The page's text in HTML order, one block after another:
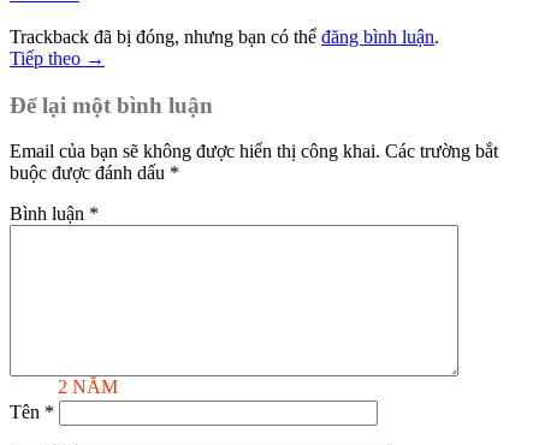
2 NĂM
Trackback đã bị đóng, nhưng bạn có thể đăng bình luận.
Tiếp theo →
Để lại một bình luận
Email của bạn sẽ không được hiển thị công khai. Các trường bắt
buộc được đánh dấu *
Bình luận *
Tên *